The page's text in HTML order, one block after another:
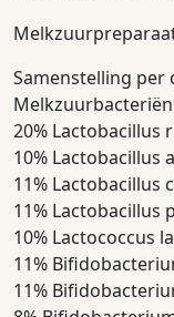
Samenstelling per
20% Lactobacillus
10% Lactobacillus
11% Lactobacillus
11% Lactobacillus
10% Lactococcus
11%
11%